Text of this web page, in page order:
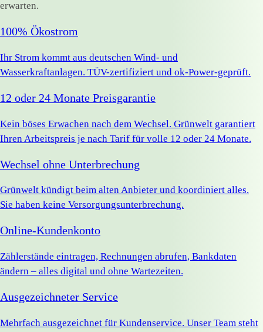
erwarten.
100% Ökostrom
Ihr Strom kommt aus deutschen Wind- und
Wasserkraftanlagen. TÜV-zertifiziert und ok-Power-geprüft.
12 oder 24 Monate Preisgarantie
Kein böses Erwachen nach dem Wechsel. Grünwelt garantiert
Ihren Arbeitspreis je nach Tarif für volle 12 oder 24 Monate.
Wechsel ohne Unterbrechung
Grünwelt kündigt beim alten Anbieter und koordiniert alles.
Sie haben keine Versorgungsunterbrechung.
Online-Kundenkonto
Zählerstände eintragen, Rechnungen abrufen, Bankdaten
ändern – alles digital und ohne Wartezeiten.
Ausgezeichneter Service
Mehrfach ausgezeichnet für Kundenservice. Unser Team steht